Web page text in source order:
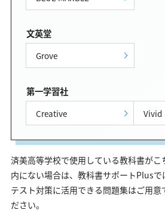
文英堂
Grove
第一学習社
Creative Vivid
済美高等学校で使用している教科書がこ
内にない場合は、教科書サポートPlus
テスト対策に活用できる問題集はご用意
ださい。